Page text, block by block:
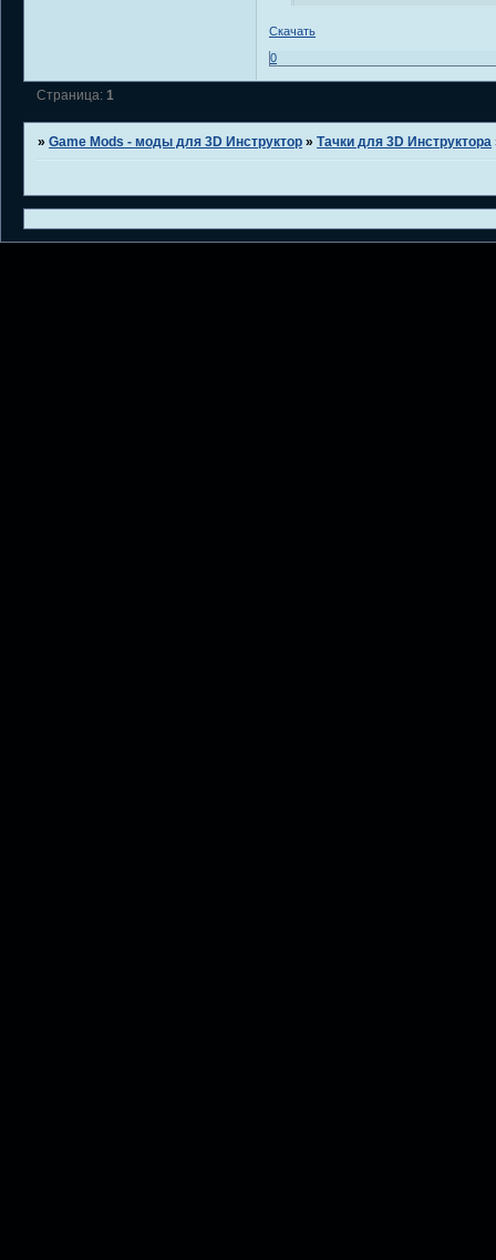
Скачать
0
Страница:1
»Game Mods - моды для 3D Инструктор »Тачки для 3D Инструктора